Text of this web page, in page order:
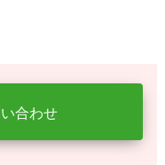
い合わせ